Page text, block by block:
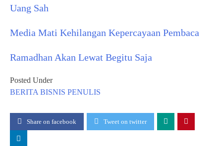
Uang Sah
Media Mati Kehilangan Kepercayaan Pembaca
Ramadhan Akan Lewat Begitu Saja
Posted Under
BERITA BISNIS PENULIS
Share on facebook Tweet on twitter